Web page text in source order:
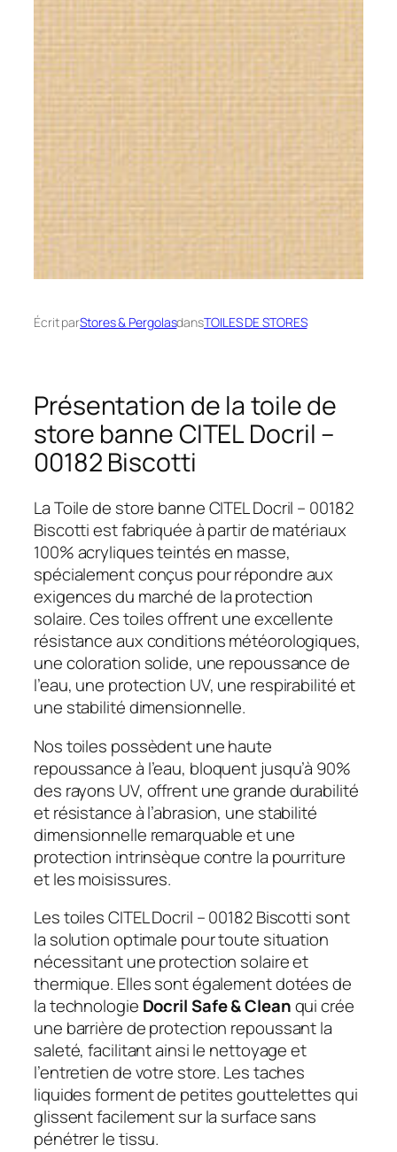
Écrit parStores & PergolasdansTOILES DE STORES
Présentation de la toile de
store banne CITEL Docril –
00182 Biscotti
La Toile de store banne CITEL Docril – 00182
Biscotti est fabriquée à partir de matériaux
100% acryliques teintés en masse,
spécialement conçus pour répondre aux
exigences du marché de la protection
solaire. Ces toiles offrent une excellente
résistance aux conditions météorologiques,
une coloration solide, une repoussance de
l’eau, une protection UV, une respirabilité et
une stabilité dimensionnelle.
Nos toiles possèdent une haute
repoussance à l’eau, bloquent jusqu’à 90%
des rayons UV, offrent une grande durabilité
et résistance à l’abrasion, une stabilité
dimensionnelle remarquable et une
protection intrinsèque contre la pourriture
et les moisissures.
Les toiles CITEL Docril – 00182 Biscotti sont
la solution optimale pour toute situation
nécessitant une protection solaire et
thermique. Elles sont également dotées de
la technologie Docril Safe & Cleanqui crée
une barrière de protection repoussant la
saleté, facilitant ainsi le nettoyage et
l’entretien de votre store. Les taches
liquides forment de petites gouttelettes qui
glissent facilement sur la surface sans
pénétrer le tissu.